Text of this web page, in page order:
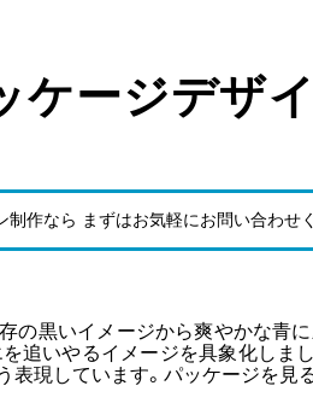
ケージデザ
制作なら まずはお気軽にお問い合わせ
の黒いイメージから爽やかな青
追いやるイメージを具象化しま
表現しています。パッケージを見